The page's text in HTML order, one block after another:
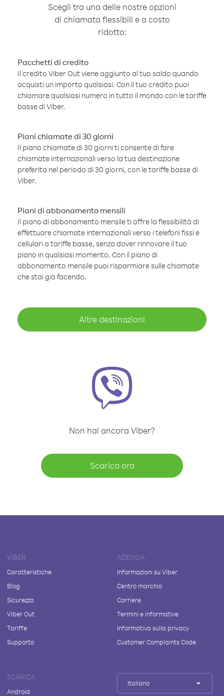
Scegli tra una delle nostre opzioni
di chiamata flessibili e a costo
ridotto:
Pacchetti di credito
Il credito Viber Out viene aggiunto al tuo saldo quando
acquisti un importo qualsiasi. Con il tuo credito puoi
chiamare qualsiasi numero in tutto il mondo con le tariffe
basse di Viber.
Piani chiamate di 30 giorni
Il piano chiamate di 30 giorni ti consente di fare
chiamate internazionali verso la tua destinazione
preferita nel periodo di 30 giorni, con le tariffe basse di
Viber.
Piani di abbonamento mensili
Il piano di abbonamento mensile ti offre la flessibilità di
effettuare chiamate internazionali verso i telefoni fissi e
cellulari a tariffe basse, senza dover rinnovare il tuo
piano in qualsiasi momento. Con il piano di
abbonamento mensile puoi risparmiare sulle chiamate
che stai già facendo.
Altre destinazioni
Non hai ancora Viber?
Scarica ora
VIBER
Caratteristiche
Blog
Sicurezza
Viber Out
Tariffe
Supporto
AZIENDA
Informazioni su Viber
Centro marchio
Carriere
Termini e informative
Informativa sulla privacy
Customer Complaints Code
SCARICA
Android
Italiano